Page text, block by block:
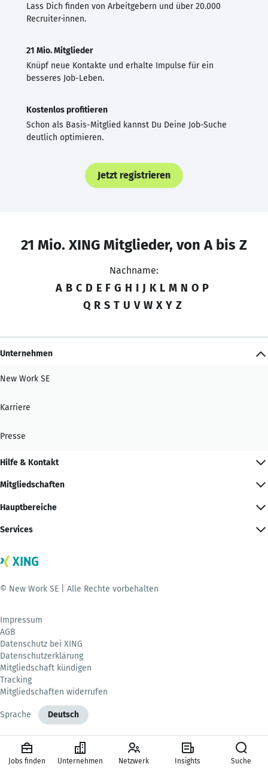
Lass Dich finden von Arbeitgebern und über 20.000
Recruiter·innen.
21 Mio. Mitglieder
Knüpf neue Kontakte und erhalte Impulse für ein
besseres Job-Leben.
Kostenlos profitieren
Schon als Basis-Mitglied kannst Du Deine Job-Suche
deutlich optimieren.
Jetzt registrieren
21 Mio. XING Mitglieder, von A bis Z
Nachname:
A B C D E F G H I J K L M N O P
Q R S T U V W X Y Z
Unternehmen
New Work SE
Karriere
Presse
Hilfe & Kontakt
Mitgliedschaften
Hauptbereiche
Services
© New Work SE | Alle Rechte vorbehalten
Impressum
AGB
Datenschutz bei XING
Datenschutzerklärung
Mitgliedschaft kündigen
Tracking
Mitgliedschaften widerrufen
Sprache Deutsch
Jobs finden Unternehmen Netzwerk Insights Suche